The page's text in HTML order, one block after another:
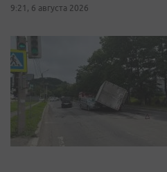
9:21, 6 августа 2026